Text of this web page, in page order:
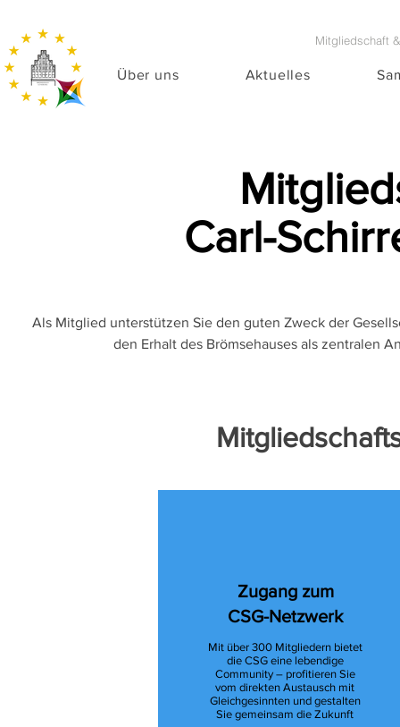
Über uns Aktuelles
Mitgliedschaft
Carl-
Als Mitglied unterstützen Sie den guten Zweck der
den Erhalt des Brömsehauses als zentralen
Zugang zum
CSG-Netzwerk
Mit über 300 Mitgliedern bietet
die CSG eine lebendige
Community – profitieren Sie
vom direkten Austausch mit
Gleichgesinnten und gestalten
Sie gemeinsam die Zukunft